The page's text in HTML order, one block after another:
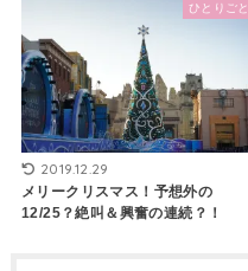
ひとりごと
2019.12.29
メリークリスマス！予想外の
12/25？絶叫＆興奮の連続？！